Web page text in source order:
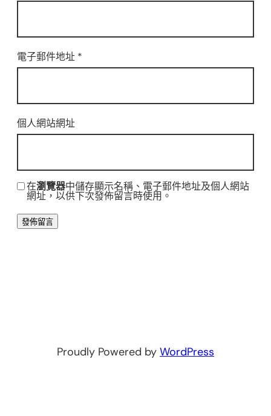
電子郵件地址 *
個人網站網址
在瀏覽器中儲存顯示名稱、電子郵件地址及個人網站
網址，以供下次發佈留言時使用。
Proudly Powered by WordPress